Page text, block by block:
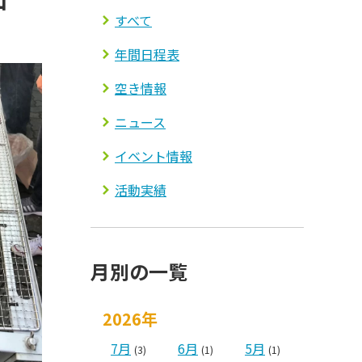
すべて
年間日程表
空き情報
ニュース
イベント情報
活動実績
月別の一覧
2026年
7月 (3) 6月 (1) 5月 (1)